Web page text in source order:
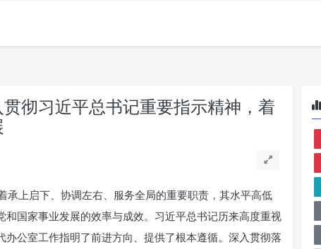
彻习近平总书记重要指示精神，着
承上启下、协调左右、服务全局的重要职责，其水平高低
国家事业发展的效率与成效。习近平总书记历来高度重视
公室工作指明了前进方向、提供了根本遵循。深入贯彻落